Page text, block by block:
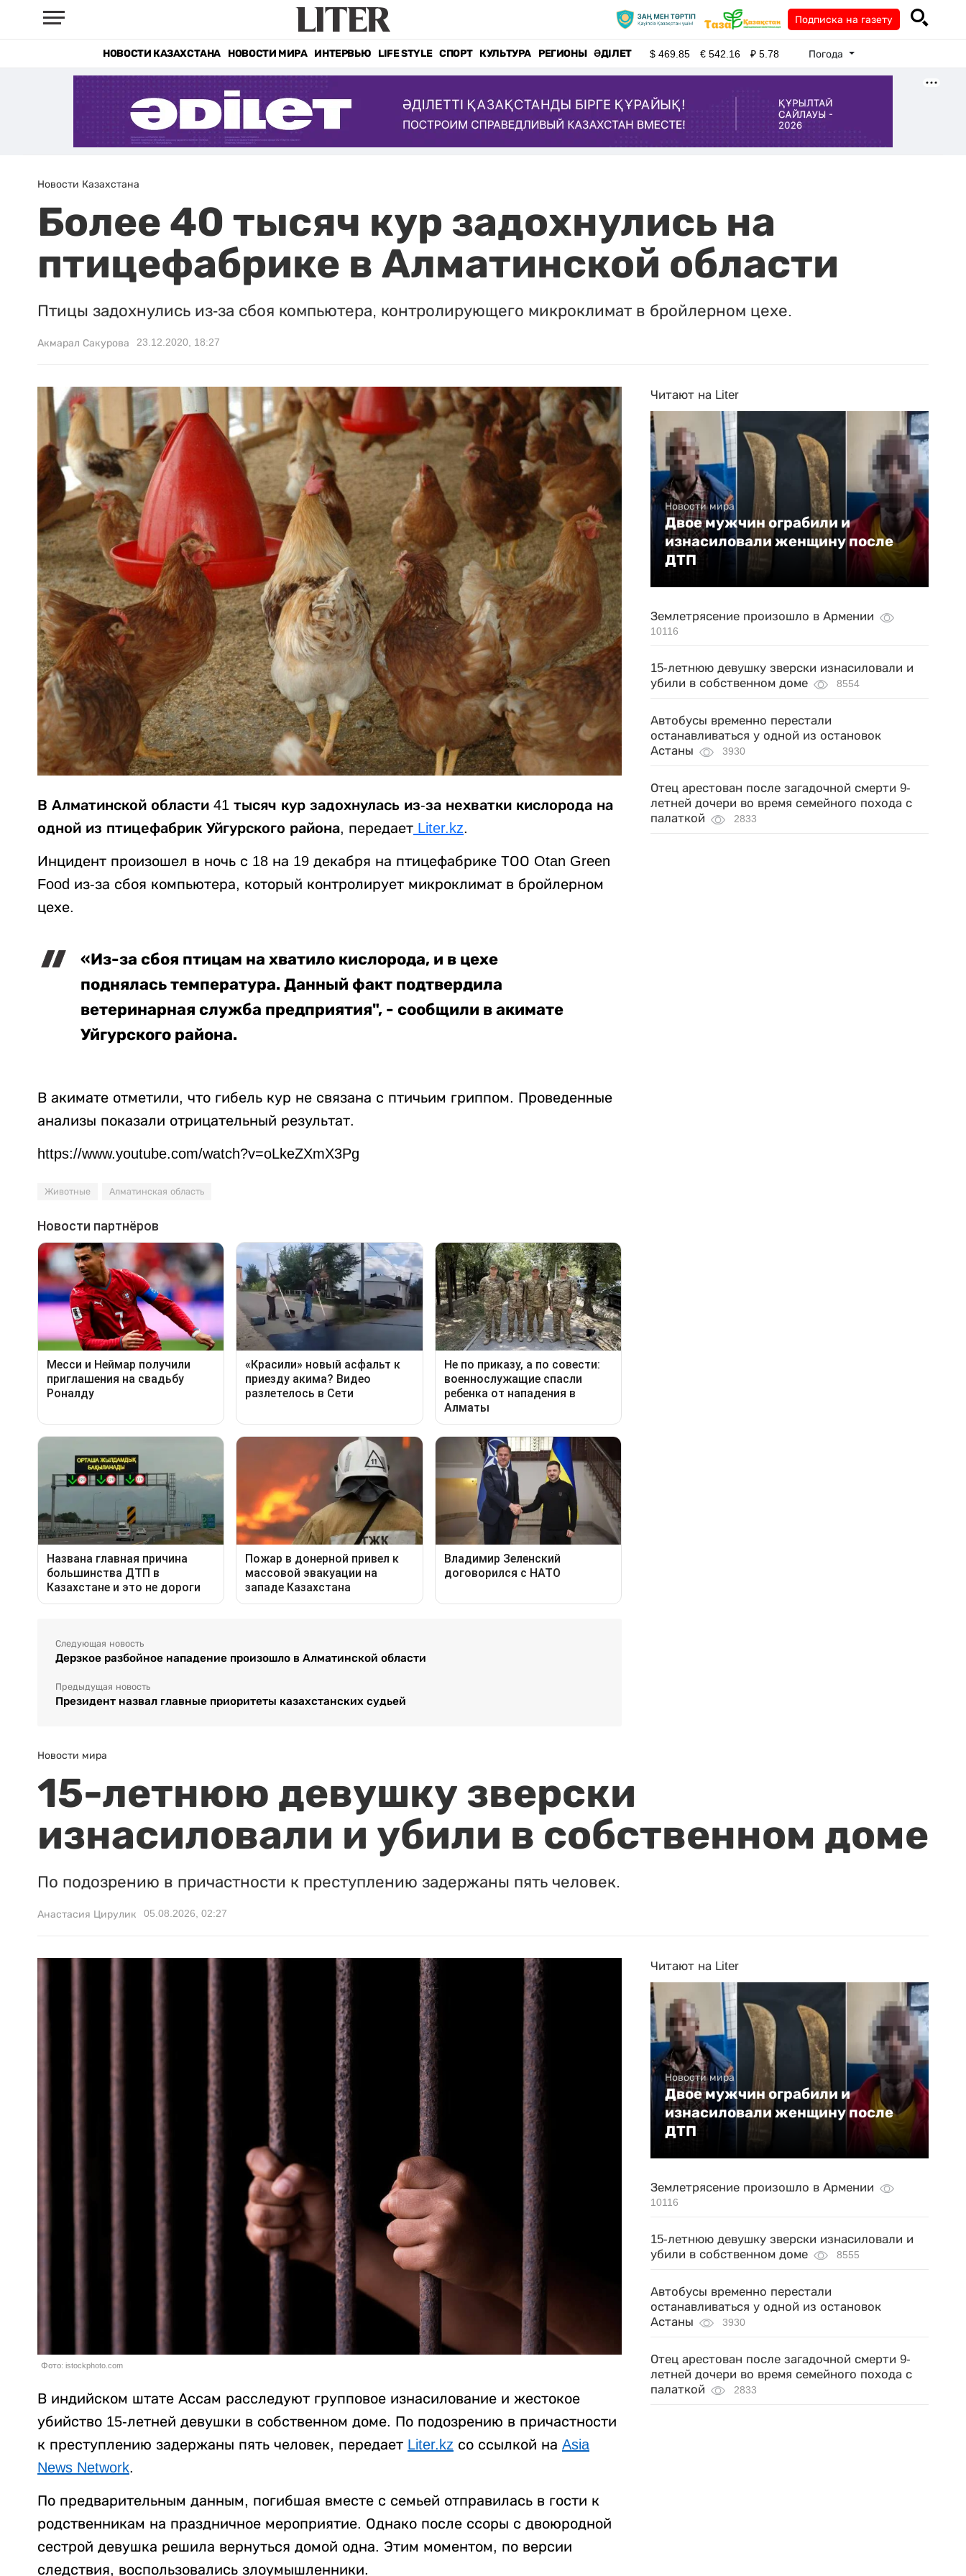
Подписка на газету
НОВОСТИ КАЗАХСТАНА НОВОСТИ МИРА ИНТЕРВЬЮ LIFE STYLE СПОРТ КУЛЬТУРА РЕГИОНЫ ӘДІЛЕТ $469.85 €542.16 ₽5.78 Погода
Новости Казахстана
Более 40 тысяч кур задохнулись на
птицефабрике в Алматинской области
Птицы задохнулись из-за сбоя компьютера, контролирующего микроклимат в бройлерном цехе.
Акмарал Сакурова 23.12.2020, 18:27
В Алматинской области 41 тысяч кур задохнулась из-за нехватки кислорода на
одной из птицефабрик Уйгурского района, передает Liter.kz.
Инцидент произошел в ночь с 18 на 19 декабря на птицефабрике ТОО Otan Green
Food из-за сбоя компьютера, который контролирует микроклимат в бройлерном
цехе.
«Из-за сбоя птицам на хватило кислорода, и в цехе
поднялась температура. Данный факт подтвердила
ветеринарная служба предприятия", - сообщили в акимате
Уйгурского района.
В акимате отметили, что гибель кур не связана с птичьим гриппом. Проведенные
анализы показали отрицательный результат.
https://www.youtube.com/watch?v=oLkeZXmX3Pg
Животные Алматинская область
Следующая новость
Дерзкое разбойное нападение произошло в Алматинской области
Предыдущая новость
Президент назвал главные приоритеты казахстанских судьей
Читают на Liter
Новости мира
Двое мужчин ограбили и
изнасиловали женщину после
ДТП
Землетрясение произошло в Армении
10116
15-летнюю девушку зверски изнасиловали и
убили в собственном доме
8554
Автобусы временно перестали
останавливаться у одной из остановок
Астаны
3930
Отец арестован после загадочной смерти 9-
летней дочери во время семейного похода с
палаткой
2833
Новости мира
15-летнюю девушку зверски
изнасиловали и убили в собственном доме
По подозрению в причастности к преступлению задержаны пять человек.
Анастасия Цирулик 05.08.2026, 02:27
Фото: istockphoto.com
В индийском штате Ассам расследуют групповое изнасилование и жестокое
убийство 15-летней девушки в собственном доме. По подозрению в причастности
к преступлению задержаны пять человек, передает Liter.kz со ссылкой на Asia
News Network.
По предварительным данным, погибшая вместе с семьей отправилась в гости к
родственникам на праздничное мероприятие. Однако после ссоры с двоюродной
сестрой девушка решила вернуться домой одна. Этим моментом, по версии
следствия, воспользовались злоумышленники.
Читают на Liter
Новости мира
Двое мужчин ограбили и
изнасиловали женщину после
ДТП
Землетрясение произошло в Армении
10116
15-летнюю девушку зверски изнасиловали и
убили в собственном доме
8555
Автобусы временно перестали
останавливаться у одной из остановок
Астаны
3930
Отец арестован после загадочной смерти 9-
летней дочери во время семейного похода с
палаткой
2833